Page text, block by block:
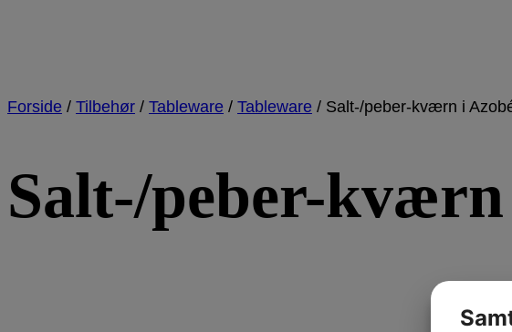
Forside / Tilbehør / Tableware / Tableware / Salt-/peber-kværn i
Salt-/peber-